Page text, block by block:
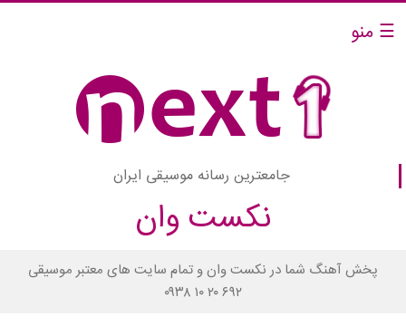
☰ منو
جامعترین رسانه موسیقی ایران
نکست وان
پخش آهنگ شما در نکست وان و تمام سایت های معتبر موسیقی
۰۹۳۸ ۱۰ ۲۰ ۶۹۲